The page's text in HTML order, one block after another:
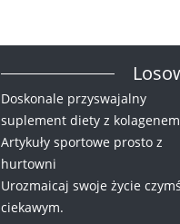
Doskonale przyswajalny
suplement diety z kolagenem
Artykuły sportowe prosto z
hurtowni
Urozmaicaj swoje życie czymś
ciekawym.